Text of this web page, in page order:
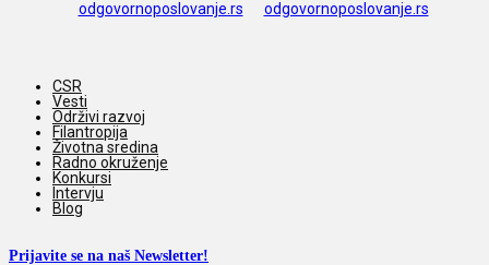
CSR
Vesti
Održivi razvoj
Filantropija
Životna sredina
Radno okruženje
Konkursi
Intervju
Blog
Prijavite se na naš Newsletter!